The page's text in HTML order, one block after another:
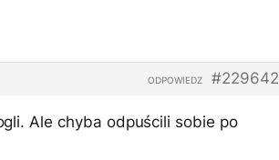
#229642
ODPOWIEDZ
Ale chyba odpuścili sobie po